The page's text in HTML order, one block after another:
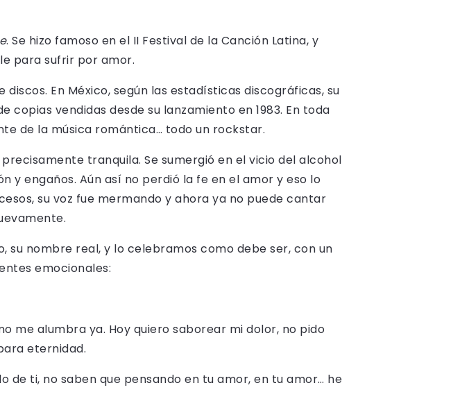
. Se hizo famoso en el II Festival de la Canción Latina, y
para sufrir por amor.
En México, según las estadísticas discográficas, su
copias vendidas desde su lanzamiento en 1983. En toda
de la música romántica… todo un rockstar.
tranquila. Se sumergió en el vicio del alcohol
y engaños. Aún así no perdió la fe en el amor y eso lo
su voz fue mermando y ahora ya no puede cantar
su nombre real, y lo celebramos como debe ser, con un
emocionales:
me alumbra ya. Hoy quiero saborear mi dolor, no pido
eternidad.
de ti, no saben que pensando en tu amor, en tu amor… he